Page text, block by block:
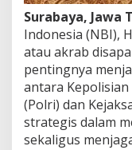
Surabaya, Jawa
Indonesia (NBI),
atau akrab
pentingnya
antara
(Polri) dan
strategis dalam
sekaligus